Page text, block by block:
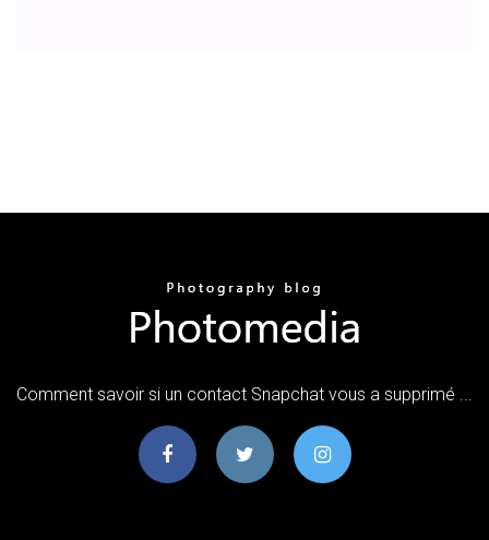
Comment savoir si un contact Snapchat vous a supprimé ...